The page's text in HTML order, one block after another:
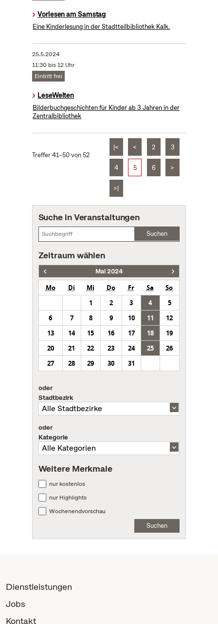
Vorlesen am Samstag
Eine Kinderlesung in der Stadtteilbibliothek Kalk.
25.5.2024
11:30 bis 12 Uhr
Eintritt frei
LeseWelten
Bilderbuchgeschichten für Kinder ab 3 Jahren in der
Zentralbibliothek
Treffer 41–50 von 52
|< < 2 3
4 5 6 >
>|
Suche in Veranstaltungen
Suchen
Zeitraum wählen
Mai 2024
Mo Di Mi Do Fr Sa
So
1
2 3 4
5
6
7 8 9 10 11
12
13
14 15 16 17 18
19
20
21 22 23 24 25
26
27
28 29 30 31
oder
Stadtbezirk
oder
Kategorie
Weitere Merkmale
nur kostenlos
nur Highlights
Wochenendvorschau
Suchen
Dienstleistungen
Jobs
Kontakt